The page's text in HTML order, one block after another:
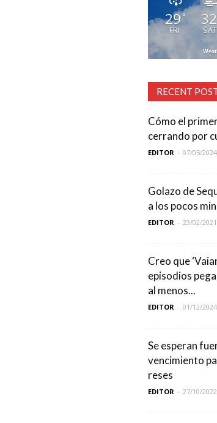
29°
FRI
32
SAT
RECENT
Cómo el
cerrando por
EDITOR - 07/05/2024
Golazo de
a los pocos
EDITOR - 23/02/2021
Creo que
episodios
al menos...
EDITOR - 01/12/2024
Se esperan
vencimiento
reses
EDITOR - 27/10/2022